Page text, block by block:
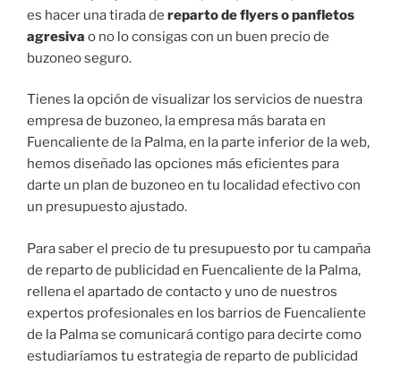
es hacer una tirada de reparto de flyers o panfletos
agresiva o no lo consigas con un buen precio de
buzoneo seguro.
Tienes la opción de visualizar los servicios de nuestra
empresa de buzoneo, la empresa más barata en
Fuencaliente de la Palma, en la parte inferior de la web,
hemos diseñado las opciones más eficientes para
darte un plan de buzoneo en tu localidad efectivo con
un presupuesto ajustado.
Para saber el precio de tu presupuesto por tu campaña
de reparto de publicidad en Fuencaliente de la Palma,
rellena el apartado de contacto y uno de nuestros
expertos profesionales en los barrios de Fuencaliente
de la Palma se comunicará contigo para decirte como
estudiaríamos tu estrategia de reparto de publicidad